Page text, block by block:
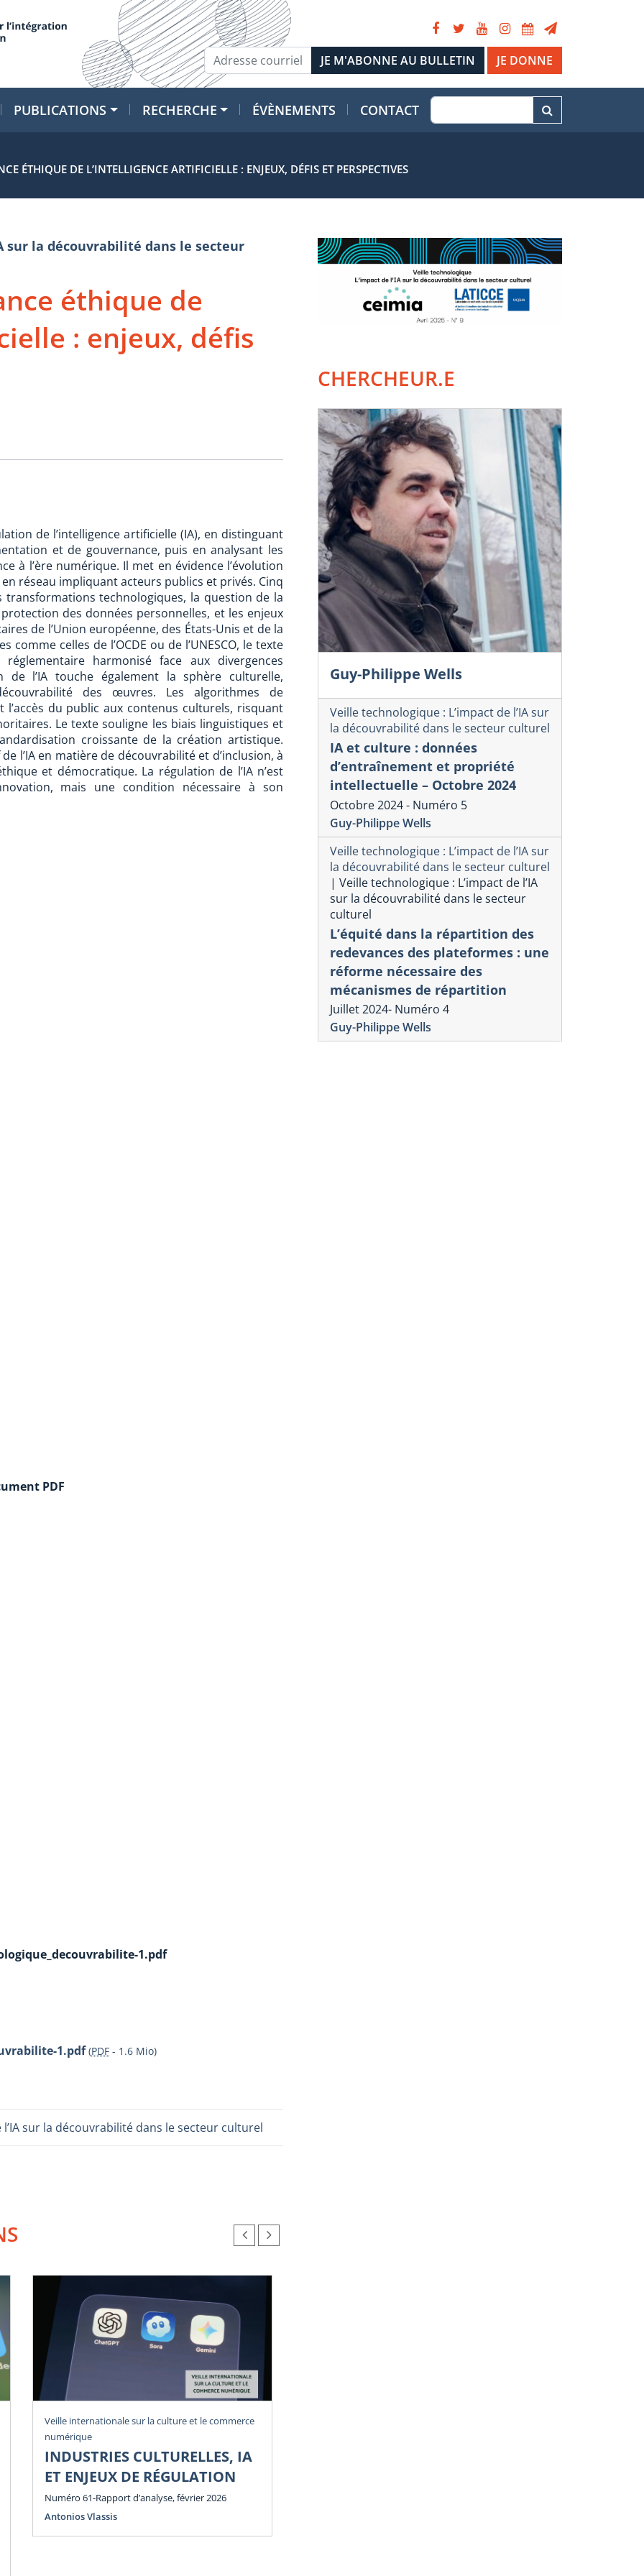
JE DONNE
PUBLICATIONS RECHERCHE ÉVÈNEMENTS CONTACT
ÉTHIQUE DE L’INTELLIGENCE ARTIFICIELLE : ENJEUX, DÉFIS ET PERSPECTIVES
sur la découvrabilité dans le secteur
éthique de
: enjeux, défis
de l’intelligence artificielle (IA), en distinguant
et de gouvernance, puis en analysant les
à l’ère numérique. Il met en évidence l’évolution
réseau impliquant acteurs publics et privés. Cinq
technologiques, la question de la
des données personnelles, et les enjeux
de l’Union européenne, des États-Unis et de la
celles de l’OCDE ou de l’UNESCO, le texte
harmonisé face aux divergences
l’IA touche également la sphère culturelle,
des œuvres. Les algorithmes de
du public aux contenus culturels, risquant
Le texte souligne les biais linguistiques et
croissante de la création artistique.
l’IA en matière de découvrabilité et d’inclusion, à
et démocratique. La régulation de l’IA n’est
mais une condition nécessaire à son
PDF
1.pdf
1.pdf (PDF - 1.6 Mio)
sur la découvrabilité dans le secteur culturel
Veille internationale sur la culture et le commerce
numérique
INDUSTRIES CULTURELLES, IA
ET ENJEUX DE RÉGULATION
Numéro 61-Rapport d’analyse, février 2026
Antonios Vlassis
CHERCHEUR.E
Guy-Philippe Wells
Veille technologique : L’impact de l’IA sur
la découvrabilité dans le secteur culturel
IA et culture : données
d’entraînement et propriété
intellectuelle – Octobre 2024
Octobre 2024 - Numéro 5
Guy-Philippe Wells
Veille technologique : L’impact de l’IA sur
la découvrabilité dans le secteur culturel
| Veille technologique : L’impact de l’IA
sur la découvrabilité dans le secteur
culturel
L’équité dans la répartition des
redevances des plateformes : une
réforme nécessaire des
mécanismes de répartition
Juillet 2024- Numéro 4
Guy-Philippe Wells